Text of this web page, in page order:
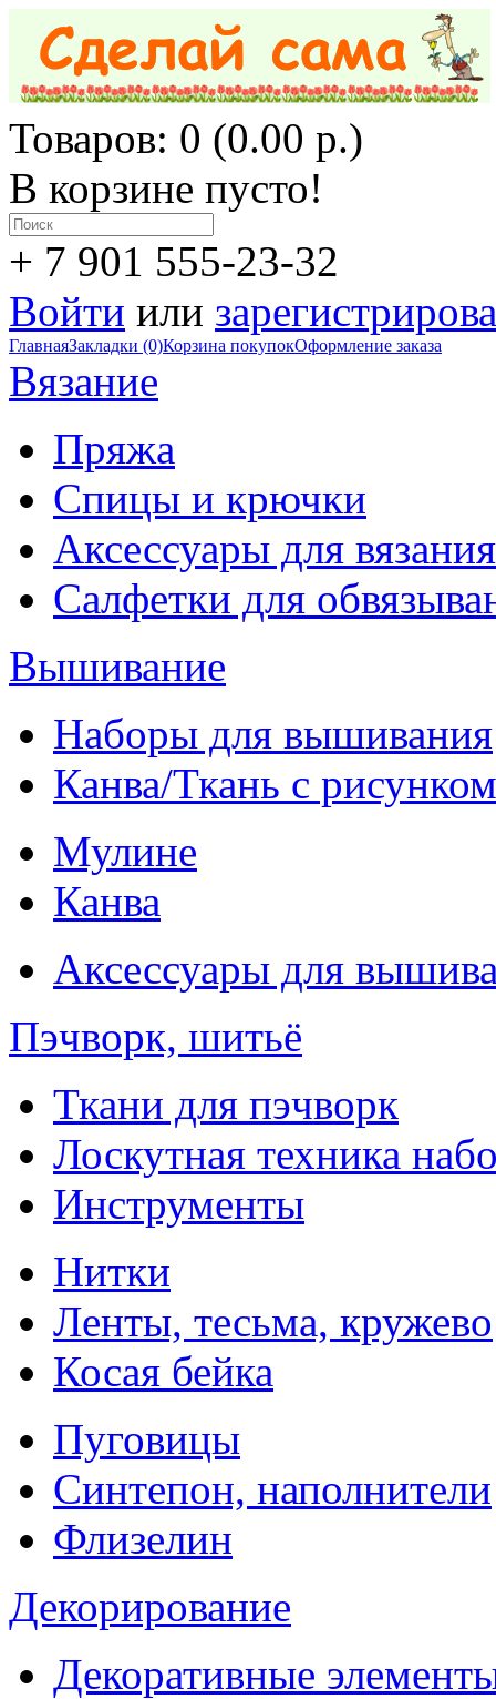
Товаров: 0 (0.00 р.)
В корзине пусто!
+ 7 901 555-23-32
Войти или
ГлавнаяЗакладки (0)Корзина покупокОформление заказа
Вязание
Пряжа
Спицы и крючки
Аксессуары для вязания
Салфетки для
Вышивание
Наборы для вышивания
Канва/Ткань с рисунком
Мулине
Канва
Аксессуары для
Пэчворк, шитьё
Ткани для пэчворк
Лоскутная техника
Инструменты
Нитки
Ленты, тесьма, кружево
Косая бейка
Пуговицы
Синтепон, наполнители
Флизелин
Декорирование
Декоративные